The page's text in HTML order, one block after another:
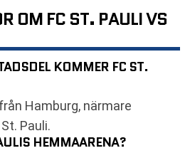
OM FC ST. PAULI VS
KOMMER FC ST.
Hamburg, närmare
Pauli.
HEMMAARENA?